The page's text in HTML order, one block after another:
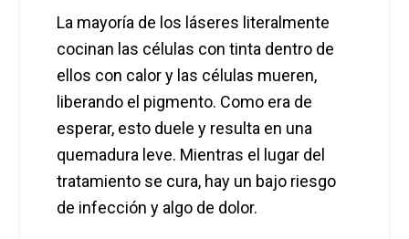
La mayoría de los láseres literalmente
cocinan las células con tinta dentro de
ellos con calor y las células mueren,
liberando el pigmento. Como era de
esperar, esto duele y resulta en una
quemadura leve. Mientras el lugar del
tratamiento se cura, hay un bajo riesgo
de infección y algo de dolor.